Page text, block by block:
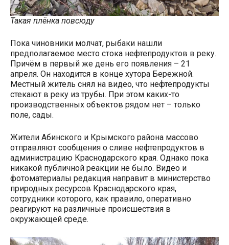
Такая плёнка повсюду
Пока чиновники молчат, рыбаки нашли
предполагаемое место стока нефтепродуктов в реку.
Причём в первый же день его появления – 21
апреля. Он находится в конце хутора Бережной.
Местный житель снял на видео, что нефтепродукты
стекают в реку из трубы. При этом каких-то
производственных объектов рядом нет – только
поле, сады.
Жители Абинского и Крымского района массово
отправляют сообщения о сливе нефтепродуктов в
администрацию Краснодарского края. Однако пока
никакой публичной реакции не было. Видео и
фотоматериалы редакция направит в министерство
природных ресурсов Краснодарского края,
сотрудники которого, как правило, оперативно
реагируют на различные происшествия в
окружающей среде.